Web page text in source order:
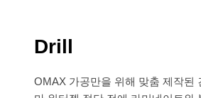
Drill
OMAX 가공만을 위해 맞춤 제작된